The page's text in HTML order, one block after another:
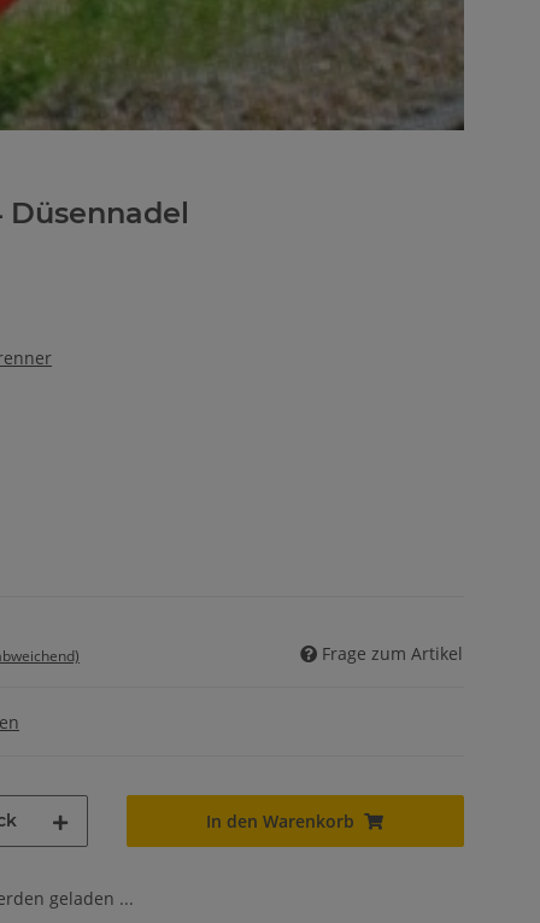
Düsennadel
Frage zum Artikel
In den Warenkorb
geladen ...